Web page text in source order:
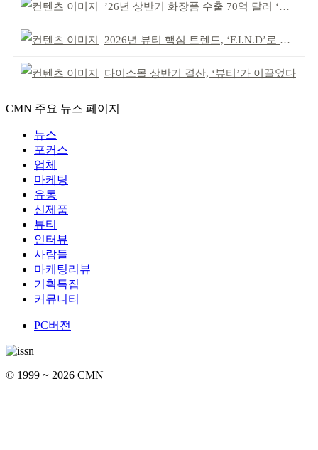
’26년 상반기 화장품 수출 70억 달러 ‘역대 최고’
2026년 뷰티 핵심 트렌드, ‘F.I.N.D’로 읽는다
다이소몰 상반기 결산, ‘뷰티’가 이끌었다
CMN 주요 뉴스 페이지
뉴스
포커스
업체
마케팅
유통
신제품
뷰티
인터뷰
사람들
마케팅리뷰
기획특집
커뮤니티
PC버전
© 1999 ~ 2026 CMN